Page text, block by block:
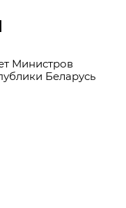
Министров
Беларусь